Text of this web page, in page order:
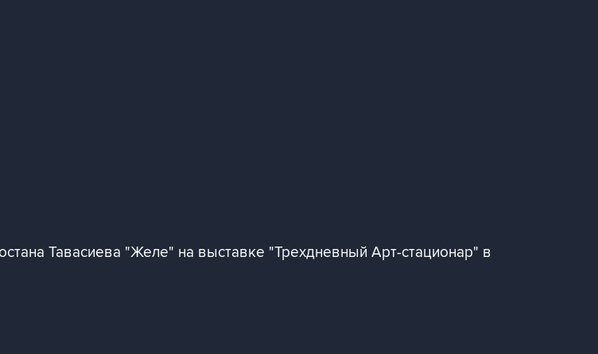
Тавасиева "Желе" на выставке "Трехдневный Арт-стационар" в